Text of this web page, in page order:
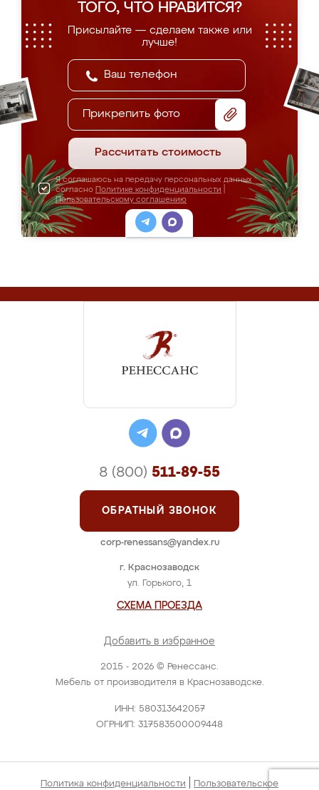
ТОГО, ЧТО НРАВИТСЯ?
Присылайте — сделаем также или
лучше!
Прикрепить фото
Рассчитать стоимость
Я соглашаюсь на передачу персональных данных
согласно Политике конфиденциальности
Пользовательскому соглашению
2015 - 2026 © Ренессанс.
Мебель от производителя в Краснозаводске.
ИНН: 580313642057
ОГРНИП: 317583500009448
г. Краснозаводск
ул. Горького, 1
СХЕМА ПРОЕЗДА
Добавить в избранное
8 (800) 511-89-55
ОБРАТНЫЙ ЗВОНОК
corp-renessans@yandex.ru
Политика конфиденциальности Пользовательское